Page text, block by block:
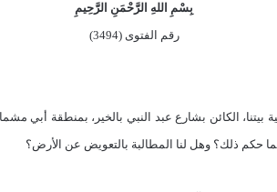
بِسْمِ اللهِ الرَّحْمَنِ الرَّحِيمِ
رقم الفتوى (3494
)
1979م بنزع ملكية بيتنا، الكائن بشارع عبد النبي بالخير،
حكم ذلك؟ وهل لنا المطالبة بالتعويض عن الأرض؟